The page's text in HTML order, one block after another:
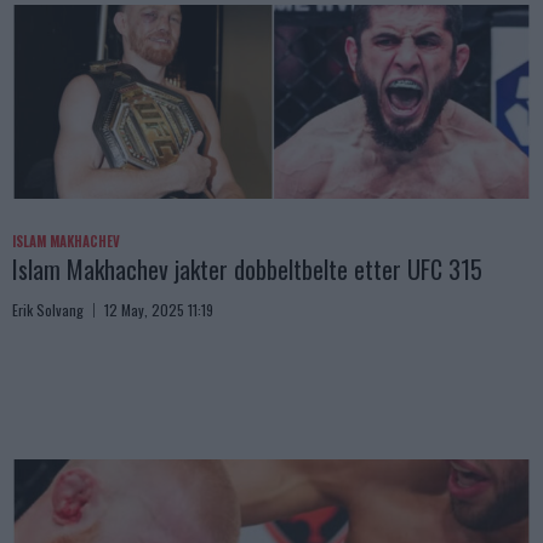
ISLAM MAKHACHEV
Islam Makhachev jakter dobbeltbelte etter UFC 315
Erik Solvang 12 May, 2025 11:19